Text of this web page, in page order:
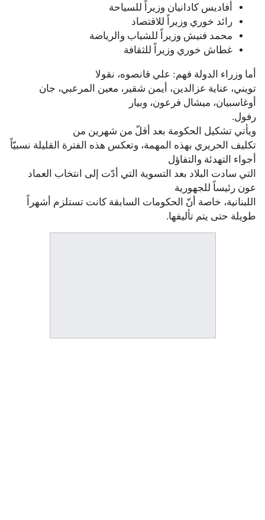
أفاديس كادانيان وزيراً للسياحة
رائد خوري وزيراً للاقتصاد
محمد فنيش وزيراً للشباب والرياضة
غطاش خوري وزيراً للثقافة
أما وزراء الدولة فهم: علي قانصوه، نقولا
تويني، عناية عزالدين، أيمن شقير، معين المرعبي، جان
أوغاسبيان، ميشال فرعون، وبيار
رفول.
ويأتي تشكيل الحكومة بعد أقلّ من شهرين من
تكليف الحريري بهذه المهمة، وتعكس هذه الفترة القليلة نسبيّاً
أجواء التهدئة والتفاؤل
التي سادت البلاد بعد التسوية التي أدّت إلى انتخاب العماد
عون رئيساً للجهورية
اللبنانية، خاصة أنّ الحكومات السابقة كانت تستلزم أشهراً
طويلة حتى يتم تأليفها.